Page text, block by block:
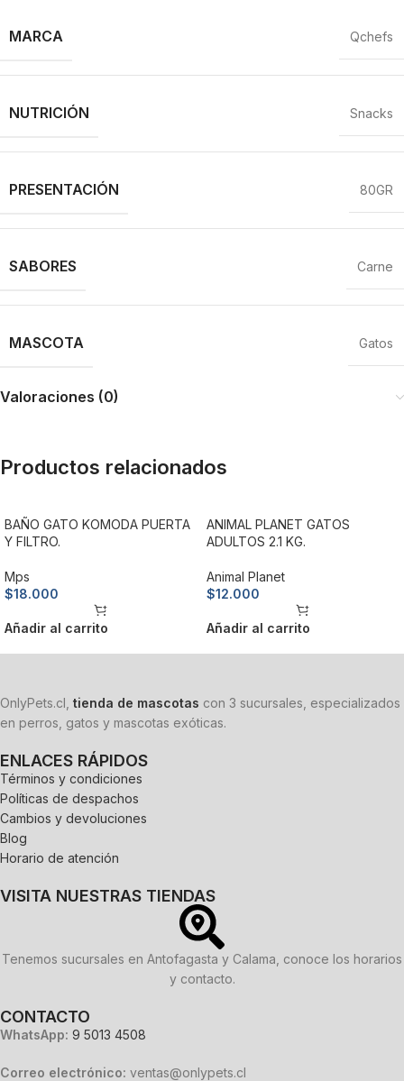
MARCA Qchefs
NUTRICIÓN Snacks
PRESENTACIÓN 80GR
SABORES Carne
MASCOTA Gatos
Valoraciones (0)
Productos relacionados
BAÑO GATO KOMODA PUERTA
Y FILTRO.
Mps
$18.000
Añadir al carrito
ANIMAL PLANET GATOS
ADULTOS 2.1 KG.
Animal Planet
$12.000
Añadir al carrito
OnlyPets.cl, tienda de mascotas con 3 sucursales, especializados
en perros, gatos y mascotas exóticas.
ENLACES RÁPIDOS
Términos y condiciones
Políticas de despachos
Cambios y devoluciones
Blog
Horario de atención
VISITA NUESTRAS TIENDAS
Tenemos sucursales en Antofagasta y Calama, conoce los horarios
y contacto.
CONTACTO
WhatsApp: 9 5013 4508
Correo electrónico: ventas@onlypets.cl